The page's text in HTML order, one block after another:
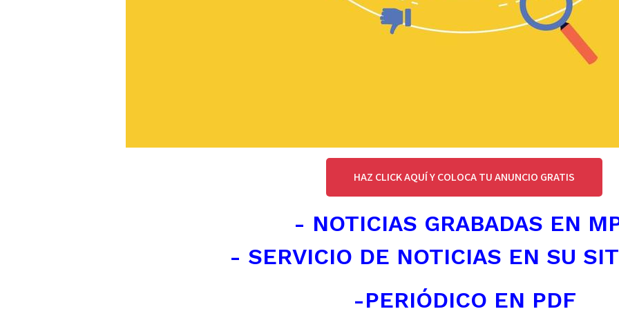
HAZ CLICK AQUÍ Y COLOCA TU ANUNCIO GRATIS
- NOTICIAS GRABADAS EN
- SERVICIO DE NOTICIAS EN SU
-PERIÓDICO EN PDF